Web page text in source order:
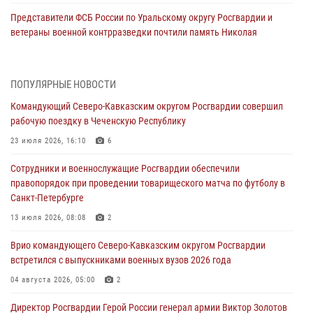
Представители ФСБ России по Уральскому округу Росгвардии и
ветераны военной контрразведки почтили память Николая
выпуска «Легенды армии с Александром Маршалом»
07 августа 2026, 12:00
Смольного собора в Санкт-Петербурге (видео)
07 августа 2026, 11:34 3
В Курске росгвардейцы провели занятие по основам
07 августа 2026, 11:33
Рэпер ST посетил раненых росгвардейцев в Главном военном
ПОПУЛЯРНЫЕ НОВОСТИ
Командующий Северо-Кавказским округом Росгвардии совершил
рабочую поездку в Чеченскую Республику
23 июля 2026, 16:10 6
Сотрудники и военнослужащие Росгвардии обеспечили
правопорядок при проведении товарищеского матча по футболу в
Санкт-Петербурге
13 июля 2026, 08:08 2
Врио командующего Северо-Кавказским округом Росгвардии
встретился с выпускниками военных вузов 2026 года
04 августа 2026, 05:00 2
Директор Росгвардии Герой России генерал армии Виктор Золотов